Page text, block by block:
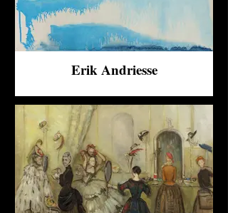
Erik Andriesse